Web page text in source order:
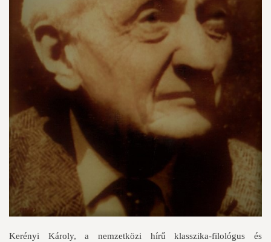
Kerényi Károly, a nemzetközi hírű klasszika-filológus és